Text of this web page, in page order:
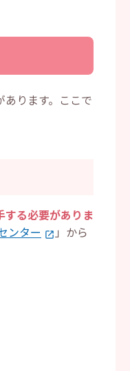
ります。ここで
する必要がありま
ンター
」から